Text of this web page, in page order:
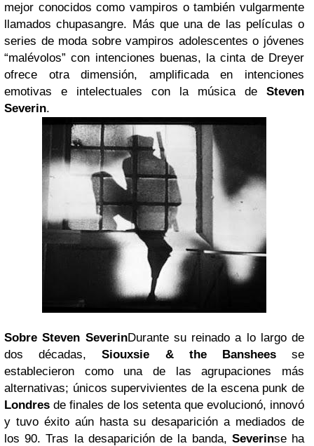
mejor conocidos como vampiros o también vulgarmente
llamados chupasangre. Más que una de las películas o
series de moda sobre vampiros adolescentes o jóvenes
“malévolos” con intenciones buenas, la cinta de Dreyer
ofrece otra dimensión, amplificada en intenciones
emotivas e intelectuales con la música de Steven
Severin.
Sobre Steven SeverinDurante su reinado a lo largo de
dos décadas,Siouxsie & the Bansheesse
establecieron como una de las agrupaciones más
alternativas; únicos supervivientes de la escena punk de
Londres de finales de los setenta que evolucionó, innovó
y tuvo éxito aún hasta su desaparición a mediados de
los 90.Tras la desaparición de la banda, Severinse ha